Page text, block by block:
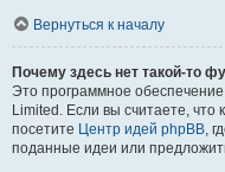
Вернуться к началу
Почему здесь нет такой-то
Это программное
Limited. Если вы считаете,
посетите Центр идей phpBB,
поданные идеи или